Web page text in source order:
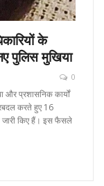
के
पुलिस मुखिया
0
और प्रशासनिक कार्यों
करते हुए 16
किए हैं। इस फैसले